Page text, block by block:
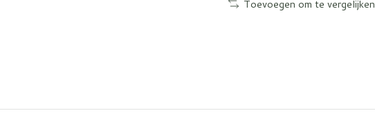
Toevoegen om te vergelijken